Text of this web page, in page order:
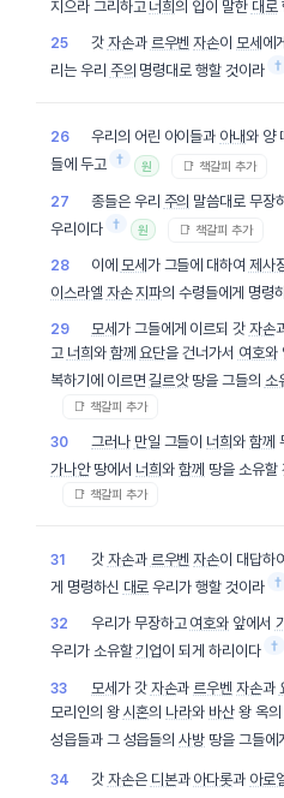
지으라 그리하고 너희의 입이 말한 대로
25 갓 자손과 르우벤 자손이 모세 에
리는 우리 주의 명령대로 행할 것이라 †
26 우리의 어린 아이들과 아내와 양
들에 두고 † 원 📑 책갈피 추가
27 종들은 우리 주의 말씀대로 무장
우리이다 † 원 📑 책갈피 추가
28 이에 모세 가 그들에 대하여 제사
이스라엘 자손지파의 수령들에게 명령
29 모세 가 그들에게 이르되 갓 자손
고 너희 와 함께 요단을 건너가서 여호와
복하기에 이르면길르앗땅을 그들의 소
📑 책갈피 추가
30 그러나 만일 그들이 너희와함께
가나안땅에서 너희와함께 땅을 소유할
📑 책갈피 추가
31 갓 자손과 르우벤 자손이 대답하
게 명령하신 대로 우리가 행할 것이라 †
32 우리가 무장하고 여호와 앞에서
우리가 소유할기업이 되게 하리이다 †
33 모세가 갓 자손과 르우벤 자손과
모리인의 왕 시혼의 나라와 바산왕 옥의
성읍들과 그 성읍들의사방 땅을 그들에
34 갓 자손은 디본과 아다롯과 아로